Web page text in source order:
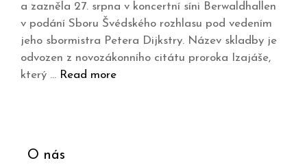
a zazněla 27. srpna v koncertní síni Berwaldhallen
v podání Sboru Švédského rozhlasu pod vedením
jeho sbormistra Petera Dijkstry. Název skladby je
odvozen z novozákonního citátu proroka Izajáše,
který … Read more
O nás